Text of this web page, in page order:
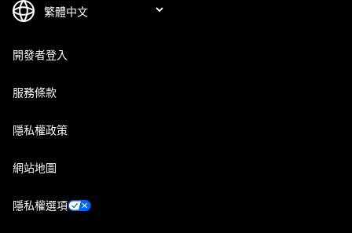
開發者登入
服務條款
隱私權政策
網站地圖
隱私權選項